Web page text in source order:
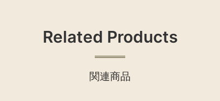
Related Products
関連商品